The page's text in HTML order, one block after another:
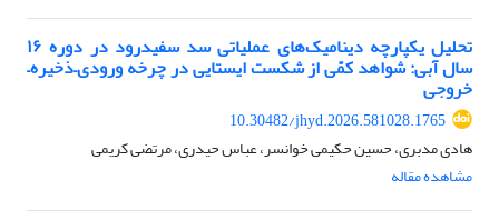
تحلیل یکپارچه دینامیک‌های عملیاتی سد سفیدرود در دوره ۱۶
سال آبی: شواهد کمّی از شکست ایستایی در چرخه ورودی–ذخیره–
خروجی
10.30482/jhyd.2026.581028.1765
هادی مدبری، حسین حکیمی خوانسر، عباس حیدری، مرتضی کریمی
مشاهده مقاله